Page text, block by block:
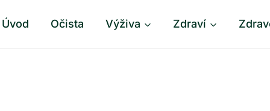
Úvod Očista Výživa Zdraví